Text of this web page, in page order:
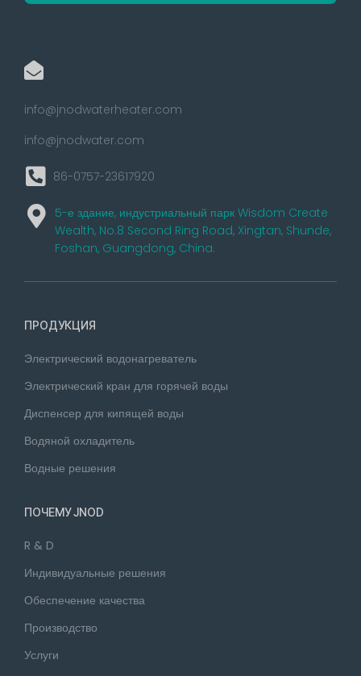
info@jnodwaterheater.com
info@jnodwater.com
86-0757-23617920
5-е здание, индустриальный парк Wisdom Create
Wealth, No.8 Second Ring Road, Xingtan, Shunde,
Foshan, Guangdong, China.
ПРОДУКЦИЯ
Электрический водонагреватель
Электрический кран для горячей воды
Диспенсер для кипящей воды
Водяной охладитель
Водные решения
ПОЧЕМУ JNOD
R & D
Индивидуальные решения
Обеспечение качества
Производство
Услуги